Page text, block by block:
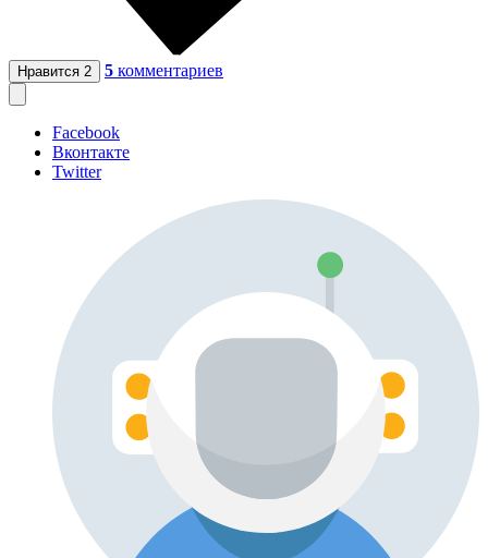
Нравится 2 5 комментариев
Facebook
Вконтакте
Twitter